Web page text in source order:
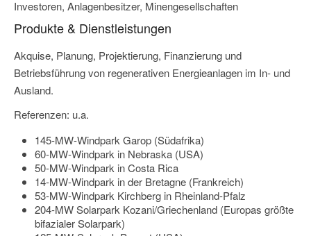
Investoren, Anlagenbesitzer, Minengesellschaften
Produkte & Dienstleistungen
Akquise, Planung, Projektierung, Finanzierung und
Betriebsführung von regenerativen Energieanlagen im In- und
Ausland.
Referenzen: u.a.
145-MW-Windpark Garop (Südafrika)
60-MW-Windpark in Nebraska (USA)
50-MW-Windpark in Costa Rica
14-MW-Windpark in der Bretagne (Frankreich)
53-MW-Windpark Kirchberg in Rheinland-Pfalz
204-MW Solarpark Kozani/Griechenland (Europas größte
bifazialer Solarpark)